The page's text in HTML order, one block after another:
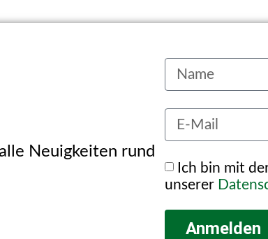
Neuigkeiten rund
Ich bin mit
unserer
Anmelden